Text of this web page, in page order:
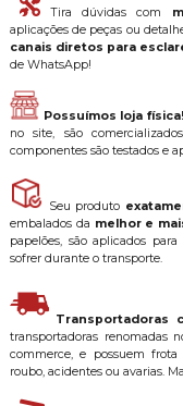
Tira dúvidas com
aplicações de peças ou
canais diretos para
de WhatsApp!
Possuímos loja física!
no site, são
componentes são testados e
Seu produto
embalados da melhor e
papelões, são aplicados
sofrer durante o transporte.
Transportadoras
transportadoras renomadas
commerce, e possuem
roubo, acidentes ou avarias.